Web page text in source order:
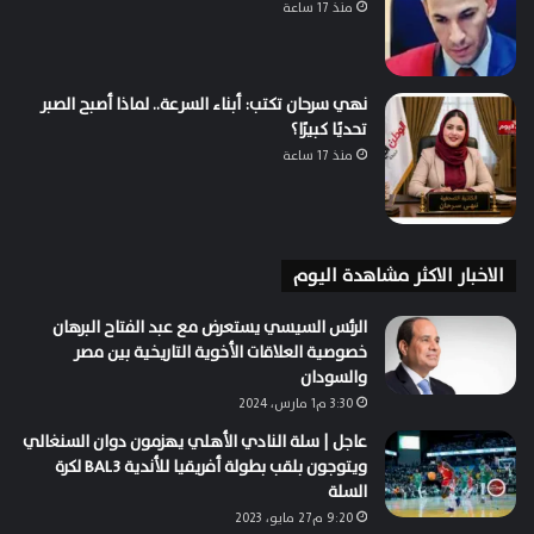
منذ 17 ساعة
نهي سرحان تكتب: أبناء السرعة.. لماذا أصبح الصبر
تحديًا كبيرًا؟
منذ 17 ساعة
الاخبار الاكثر مشاهدة اليوم
الرئس السيسي يستعرض مع عبد الفتاح البرهان
خصوصية العلاقات الأخوية التاريخية بين مصر
والسودان
3:30 م1 مارس، 2024
عاجل | سلة النادي الأهلي يهزمون دوان السنغالي
ويتوجون بلقب بطولة أفريقيا للأندية BAL3 لكرة
السلة
9:20 م27 مايو، 2023